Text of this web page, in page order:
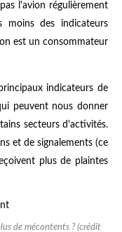
l'avion régulièrement
moins des indicateurs
est un consommateur
indicateurs de
peuvent nous donner
secteurs d'activités.
et de signalements (ce
plus de plaintes
de mécontents ? (crédit